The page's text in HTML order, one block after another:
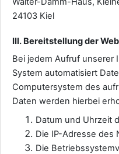
24103 Kiel
III. Bereitstellung der
Bei jedem Aufruf unserer
System automatisiert
Computersystem des
Daten werden hierbei
Datum und Uhrzeit
Die IP-Adresse des
Die